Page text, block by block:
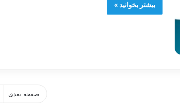
بیشتر بخوانید »
صفحه بعدی